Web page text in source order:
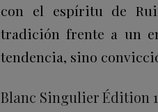
con el espíritu de
tradición frente a un
tendencia, sino
Blanc Singulier Édition